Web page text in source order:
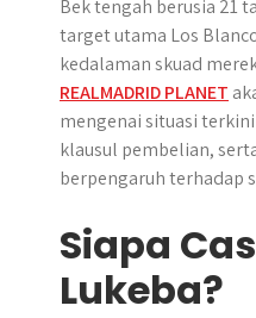
Bek tengah berusia 21
target utama Los
kedalaman skuad
REALMADRID PLANET
mengenai situasi
klausul pembelian,
berpengaruh terhadap
Siapa
Lukeba?